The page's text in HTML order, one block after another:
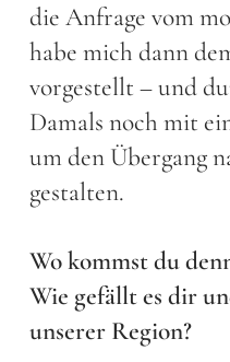
die Anfrage vom
habe mich dann
vorgestellt – und
Damals noch mit
um den Übergang
gestalten.
Wo kommst du
Wie gefällt es dir
unserer Region?